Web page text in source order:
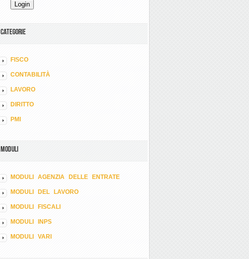
CATEGORIE
FISCO
CONTABILITÀ
LAVORO
DIRITTO
PMI
MODULI
MODULI AGENZIA DELLE ENTRATE
MODULI DEL LAVORO
MODULI FISCALI
MODULI INPS
MODULI VARI